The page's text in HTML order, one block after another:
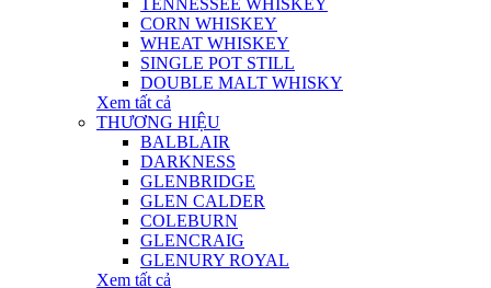
TENNESSEE WHISKEY
CORN WHISKEY
WHEAT WHISKEY
SINGLE POT STILL
DOUBLE MALT WHISKY
Xem tất cả
THƯƠNG HIỆU
BALBLAIR
DARKNESS
GLENBRIDGE
GLEN CALDER
COLEBURN
GLENCRAIG
GLENURY ROYAL
Xem tất cả